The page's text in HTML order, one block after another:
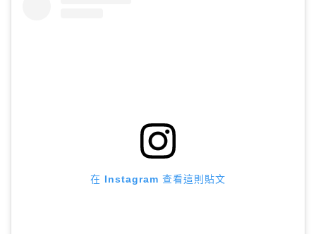
在 Instagram 查看這則貼文